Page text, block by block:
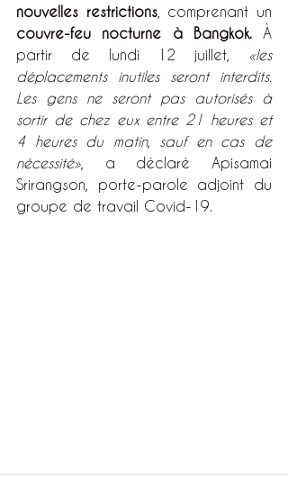
nouvelles restrictions, comprenant un
couvre-feu nocturne à Bangkok. À
partir de lundi 12 juillet, «les
déplacements inutiles seront interdits.
Les gens ne seront pas autorisés à
sortir de chez eux entre 21 heures et
4 heures du matin, sauf en cas de
nécessité» , a déclaré Apisamai
Srirangson, porte-parole adjoint du
groupe de travail Covid-19.